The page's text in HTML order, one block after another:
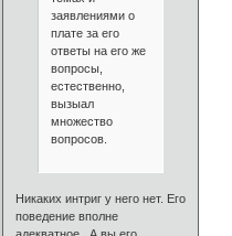
заявлениями о
плате за его
ответы на его же
вопросы,
естественно,
вызыал
множество
вопросов.
Никаких интриг у него нет. Его
поведение вполне